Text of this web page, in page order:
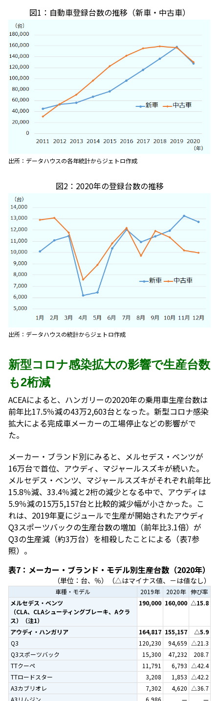
図1：自動車登録台数の推移（新車・中古車）
出所：データハウスの各年統計からジェトロ作成
図2：2020年の登録台数の推移
出所：データハウスの統計からジェトロ作成
新型コロナ感染拡大の影響で生産台数
も2桁減
ACEAによると、ハンガリーの2020年の乗用車生産台数は
前年比17.5％減の43万2,603台となった。新型コロナ感染
拡大による完成車メーカーの工場停止などの影響がで
た。
メーカー・ブランド別にみると、メルセデス・ベンツが
16万台で首位、アウディ、マジャールスズキが続いた。
メルセデス・ベンツ、マジャールスズキがそれぞれ前年比
15.8％減、33.4％減と2桁の減少となる中で、アウディは
5.9％減の15万5,157台と比較的減少幅が小さかった。こ
れは、2019年夏にジュールで生産が開始されたアウディ
Q3スポーツバックの生産台数の増加（前年比3.1倍）が
Q3の生産減（約3万台）を相殺したことによる（表7参
照）。
表7：メーカー・ブランド・モデル別生産台数（2020年）
（単位：台、％）（△はマイナス値、－は値なし）
車種・モデル 2019年 2020年
伸び率
メルセデス・ベンツ
（CLA、CLAシューティングブレーキ、Aクラ
ス）（注1）
190,000 160,000 △15.8
アウディ・ハンガリア 164,817 155,157
△5.9
Q3
120,230 94,659 △21.3
Q3スポーツバック
15,300 47,232
208.7
TTクーペ
11,791 6,793 △42.4
TTロードスター
3,208 1,853 △42.2
A3カブリオレ
7,302 4,620 △36.7
A3リムジン
6,986 — —